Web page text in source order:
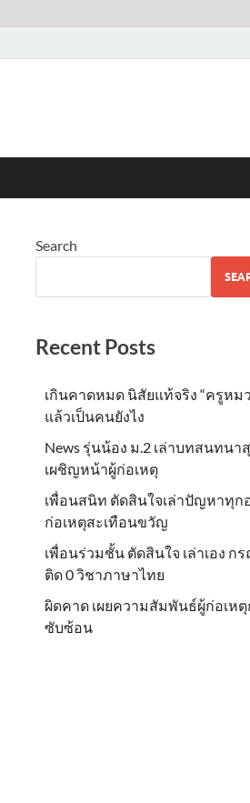
Search
Recent Posts
เกินคาดหมด นิสัยแท้จริง “ครูหมว
แล้วเป็นคนยังไง
News รุ่นน้อง ม.2 เล่าบทสนทนา
เผชิญหน้าผู้ก่อเหตุ
เพื่อนสนิท ตัดสินใจเล่าปัญหาทุก
ก่อเหตุสะเทือนขวัญ
เพื่อนร่วมชั้น ตัดสินใจ เล่าเอง ก
ติด 0 วิชาภาษาไทย
ผิดคาด เผยความสัมพันธ์ผู้ก่อเหตุ
ซับซ้อน